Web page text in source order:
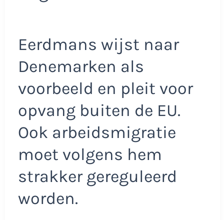
Eerdmans wijst naar
Denemarken als
voorbeeld en pleit voor
opvang buiten de EU.
Ook arbeidsmigratie
moet volgens hem
strakker gereguleerd
worden.